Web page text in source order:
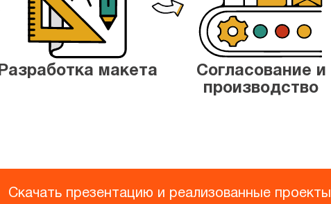
Разработка макета
Согласование и
производство
Скачать презентацию и реализованные проекты